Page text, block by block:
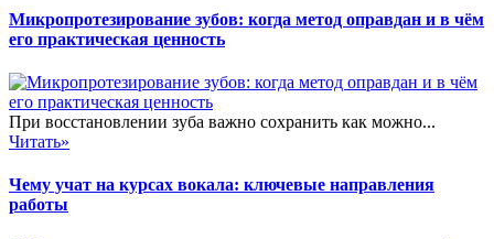
Микропротезирование зубов: когда метод оправдан и в чём
его практическая ценность
При восстановлении зуба важно сохранить как можно...
Читать»
Чему учат на курсах вокала: ключевые направления
работы